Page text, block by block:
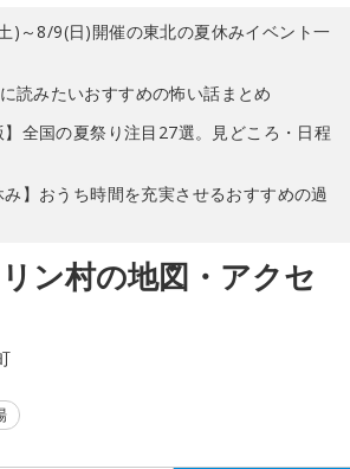
)～8/9(日)開催の東北の夏休みイベント一
に読みたいおすすめの怖い話まとめ
】全国の夏祭り注目27選。見どころ・日程
み】おうち時間を充実させるおすすめの過
ン村の地図・アクセ